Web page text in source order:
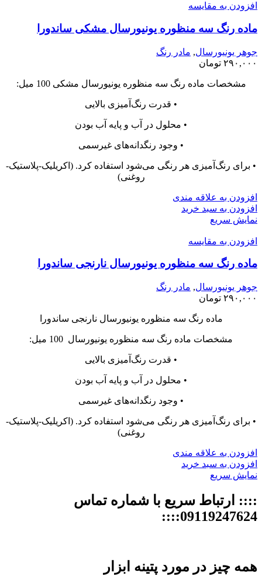
افزودن به مقایسه
ماده رنگ سه منظوره یونیورسال مشکی ساندورا
جوهر یونیورسال, مادر رنگ
۲۹۰,۰۰۰ تومان
مشخصات ماده رنگ سه منظوره یونیورسال مشکی 100 میل:
• قدرت رنگ‌آمیزی بالایی
• محلول در آب و پایه آب بودن
• وجود رنگدانه‌های غیرسمی
• برای رنگ‌آمیزی هر رنگی می‌شود استفاده کرد. (اکریلیک-پلاستیک-
روغنی)
افزودن به علاقه مندی
افزودن به سبد خرید
نمایش سریع
افزودن به مقایسه
ماده رنگ سه منظوره یونیورسال نارنجی ساندورا
جوهر یونیورسال, مادر رنگ
۲۹۰,۰۰۰ تومان
ماده رنگ سه منظوره یونیورسال نارنجی ساندورا
مشخصات ماده رنگ سه منظوره یونیورسال 100 میل:
• قدرت رنگ‌آمیزی بالایی
• محلول در آب و پایه آب بودن
• وجود رنگدانه‌های غیرسمی
• برای رنگ‌آمیزی هر رنگی می‌شود استفاده کرد. (اکریلیک-پلاستیک-
روغنی)
افزودن به علاقه مندی
افزودن به سبد خرید
نمایش سریع
:::: ارتباط سریع با شماره تماس
09119247624::::
همه چیز در مورد پتینه ابزار